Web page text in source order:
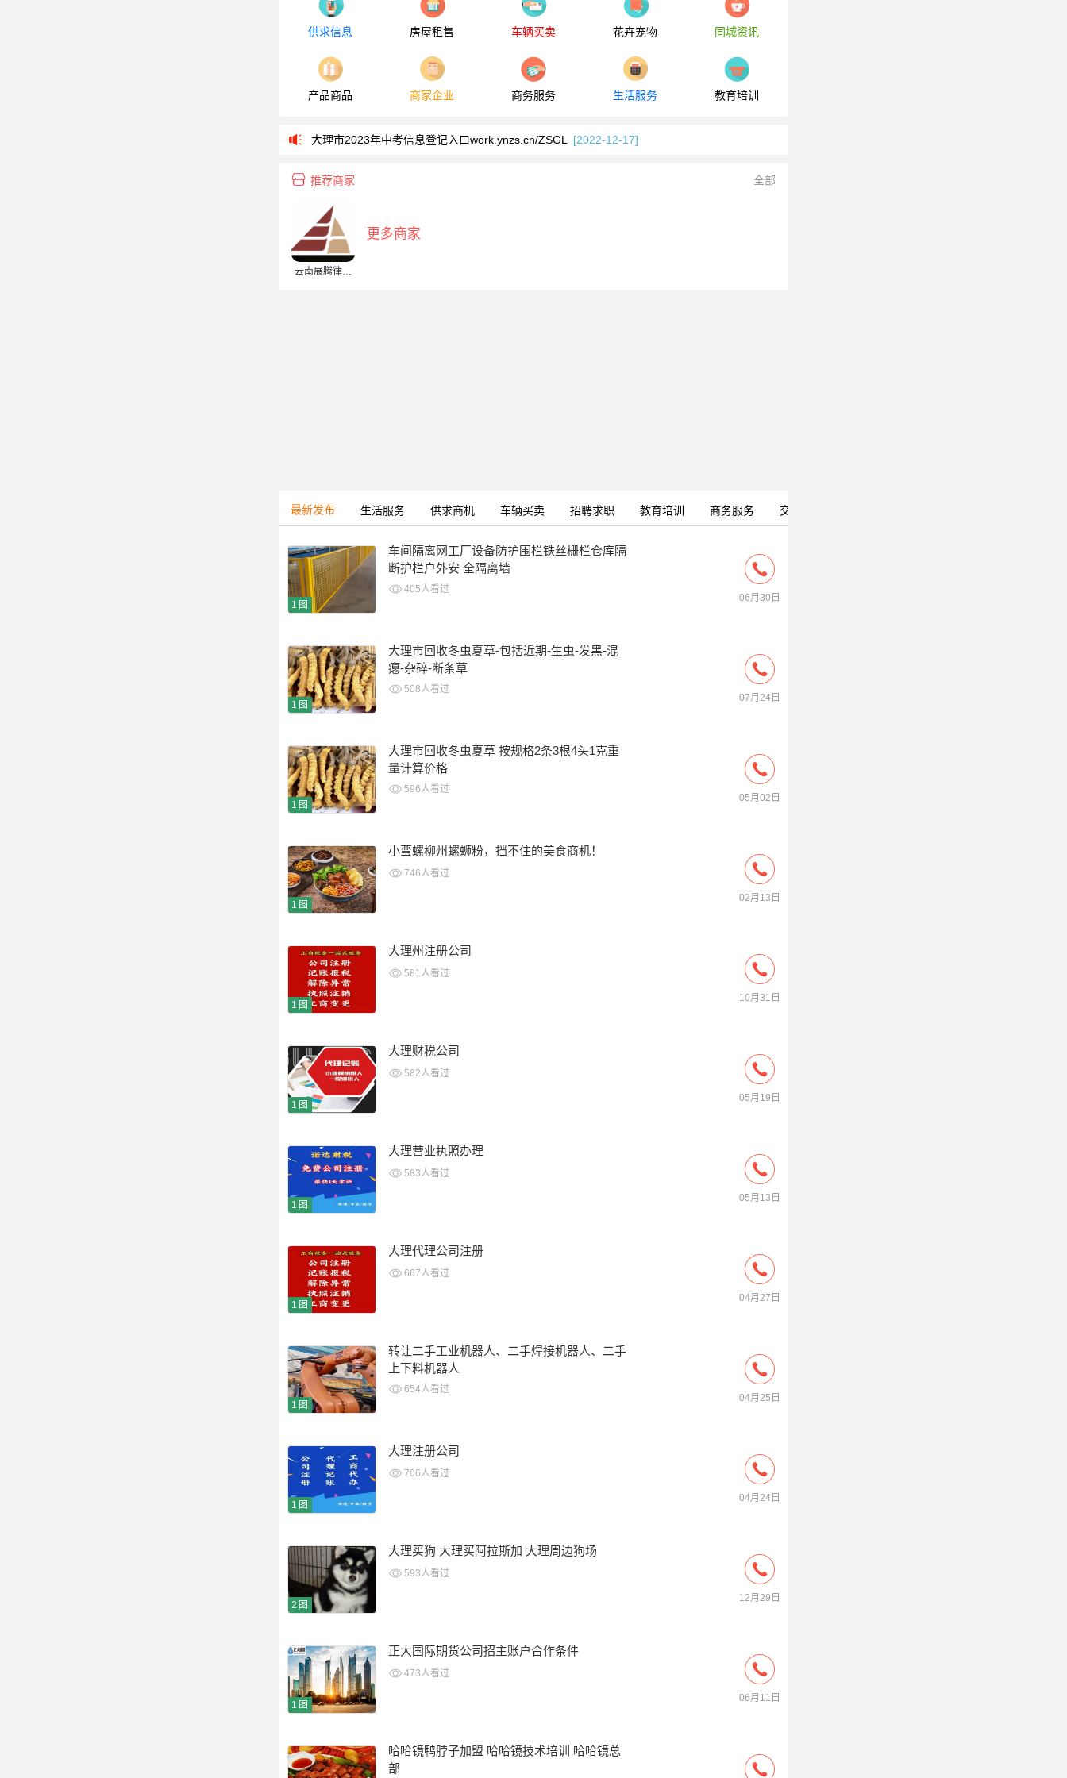
供求信息 房屋租售 车辆买卖 花卉宠物 同城资讯
产品商品 商家企业 商务服务 生活服务
教育培训
大理市2023年中考信息登记入口work.ynzs.cn/ZSGL [2022-12-17]
大理大学教务管理系统www.dali.edu.cn/jwc/index.htm
大理市2023年中考信息登记入口work.ynzs.cn/ZSGL
推荐商家 全部
云南展腾律师
更多商家
最新发布 生活服务 供求商机 车辆买卖 招聘求职 教育培训 商务服务 交友活动
1图
车间隔离网工厂设备防护围栏铁丝栅栏仓库隔
断护栏户外安 全隔离墙
405人看过
06月30日
1图
大理市回收冬虫夏草-包括近期-生虫-发黑-混
瘪-杂碎-断条草
508人看过
07月24日
1图
大理市回收冬虫夏草 按规格2条3根4头1克重
量计算价格
596人看过
05月02日
1图
小蛮螺柳州螺蛳粉，挡不住的美食商机！
746人看过
02月13日
1图
大理州注册公司
581人看过
10月31日
1图
大理财税公司
582人看过
05月19日
1图
大理营业执照办理
583人看过
05月13日
1图
大理代理公司注册
667人看过
04月27日
1图
转让二手工业机器人、二手焊接机器人、二手
上下料机器人
654人看过
04月25日
1图
大理注册公司
706人看过
04月24日
2图
大理买狗 大理买阿拉斯加 大理周边狗场
593人看过
12月29日
1图
正大国际期货公司招主账户合作条件
473人看过
06月11日
哈哈镜鸭脖子加盟 哈哈镜技术培训 哈哈镜总
部